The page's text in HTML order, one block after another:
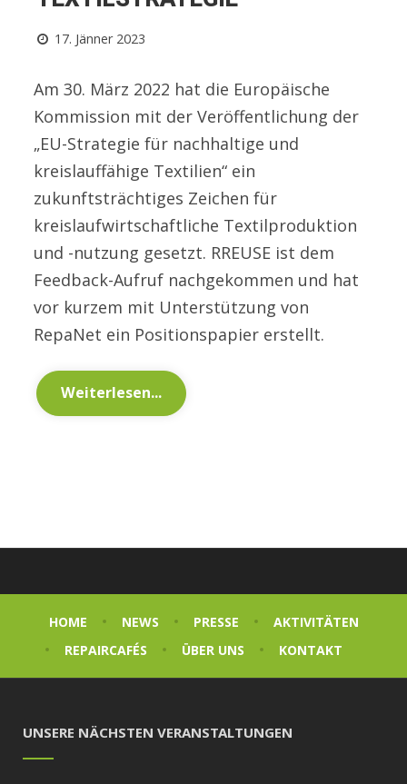
17. Jänner 2023
Am 30. März 2022 hat die Europäische
Kommission mit der Veröffentlichung der
„EU-Strategie für nachhaltige und
kreislauffähige Textilien“ ein
zukunftsträchtiges Zeichen für
kreislaufwirtschaftliche Textilproduktion
und -nutzung gesetzt. RREUSE ist dem
Feedback-Aufruf nachgekommen und hat
vor kurzem mit Unterstützung von
RepaNet ein Positionspapier erstellt.
Weiterlesen...
HOME NEWS PRESSE
AKTIVITÄTEN
REPAIRCAFÉS
ÜBER UNS KONTAKT
UNSERE NÄCHSTEN VERANSTALTUNGEN